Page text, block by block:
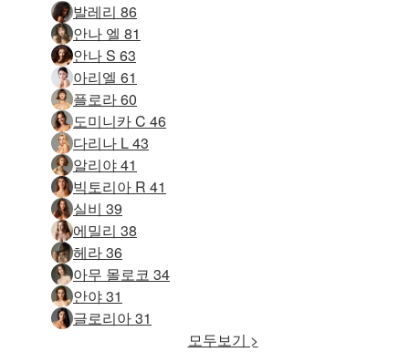
발레리 86
안나 엘 81
안나 S 63
아리엘 61
플로라 60
도미니카 C 46
다리나 L 43
알리야 41
빅토리아 R 41
실비 39
에밀리 38
헤라 36
아무 몰로코 34
안야 31
글로리아 31
모두보기 >